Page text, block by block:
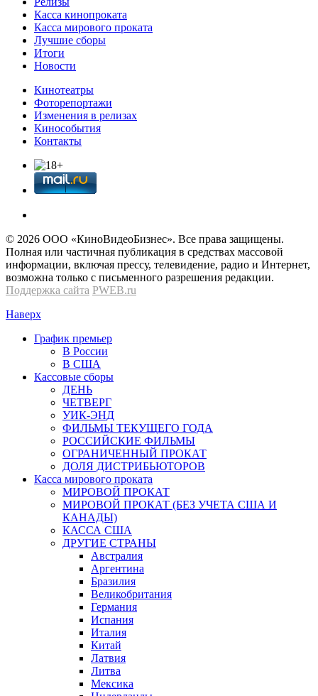
Касса кинопроката
Касса мирового проката
Лучшие сборы
Итоги
Новости
Кинотеатры
Фоторепортажи
Изменения в релизах
Кинособытия
Контакты
© 2026 OOО «КиноВидеоБизнес». Все права защищены.
Полная или частичная публикация в средствах массовой
информации, включая прессу, телевидение, радио и Интернет,
возможна только с письменного разрешения редакции.
Поддержка сайта PWEB.ru
Наверх
График премьер
В России
В США
Кассовые сборы
ДЕНЬ
ЧЕТВЕРГ
УИК-ЭНД
ФИЛЬМЫ ТЕКУЩЕГО ГОДА
РОССИЙСКИЕ ФИЛЬМЫ
ОГРАНИЧЕННЫЙ ПРОКАТ
ДОЛЯ ДИСТРИБЬЮТОРОВ
Касса мирового проката
МИРОВОЙ ПРОКАТ
МИРОВОЙ ПРОКАТ (БЕЗ УЧЕТА США И
КАНАДЫ)
КАССА США
ДРУГИЕ СТРАНЫ
Австралия
Аргентина
Бразилия
Великобритания
Германия
Испания
Италия
Китай
Латвия
Литва
Мексика